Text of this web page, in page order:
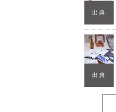
出典
出典